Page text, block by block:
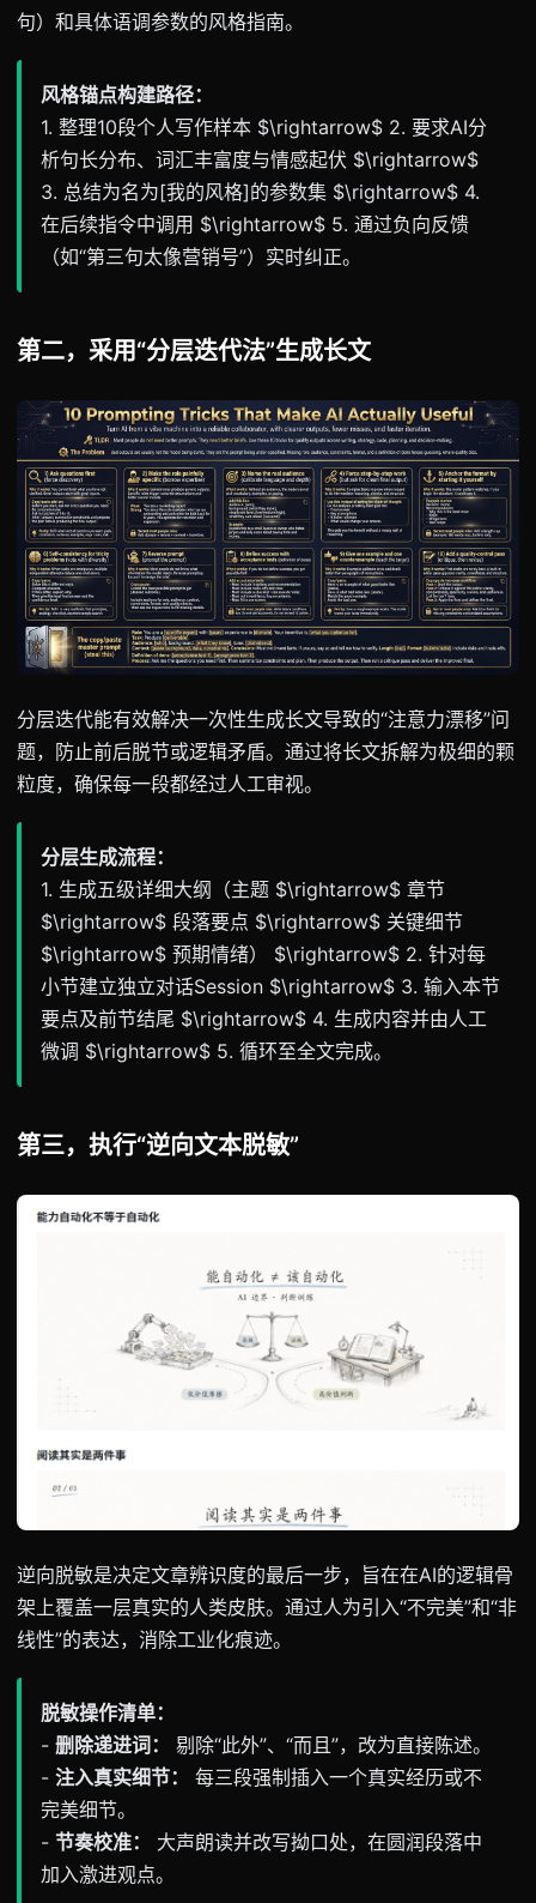
句）和具体语调参数的风格指南。
风格锚点构建路径：
1. 整理10段个人写作样本 $\rightarrow$ 2. 要求AI分
析句长分布、词汇丰富度与情感起伏 $\rightarrow$
3. 总结为名为[我的风格]的参数集 $\rightarrow$ 4.
在后续指令中调用 $\rightarrow$ 5. 通过负向反馈
（如“第三句太像营销号”）实时纠正。
第二，采用“分层迭代法”生成长文
分层迭代能有效解决一次性生成长文导致的“注意力漂移”问
题，防止前后脱节或逻辑矛盾。通过将长文拆解为极细的颗
粒度，确保每一段都经过人工审视。
分层生成流程：
1. 生成五级详细大纲（主题 $\rightarrow$ 章节
$\rightarrow$ 段落要点 $\rightarrow$ 关键细节
$\rightarrow$ 预期情绪） $\rightarrow$ 2. 针对每
小节建立独立对话Session $\rightarrow$ 3. 输入本节
要点及前节结尾 $\rightarrow$ 4. 生成内容并由人工
微调 $\rightarrow$ 5. 循环至全文完成。
第三，执行“逆向文本脱敏”
逆向脱敏是决定文章辨识度的最后一步，旨在在AI的逻辑骨
架上覆盖一层真实的人类皮肤。通过人为引入“不完美”和“非
线性”的表达，消除工业化痕迹。
脱敏操作清单：
- 删除递进词：
剔除“此外”、“而且”，改为直接陈述。
- 注入真实细节：
每三段强制插入一个真实经历或不
完美细节。
- 节奏校准：
大声朗读并改写拗口处，在圆润段落中
加入激进观点。